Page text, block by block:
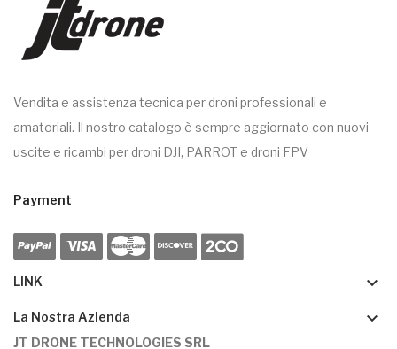
Vendita e assistenza tecnica per droni professionali e
amatoriali. Il nostro catalogo è sempre aggiornato con nuovi
uscite e ricambi per droni DJI, PARROT e droni FPV
Payment
LINK keyboard_arrow_down
La Nostra Azienda keyboard_arrow_down
JT DRONE TECHNOLOGIES SRL